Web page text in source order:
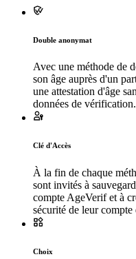
Double anonymat
Avec une méthode de
son âge auprès d'un
une attestation d'âge
données de vérification.
Clé d'Accès
À la fin de chaque
sont invités à
compte AgeVerif et à
sécurité de leur
Choix